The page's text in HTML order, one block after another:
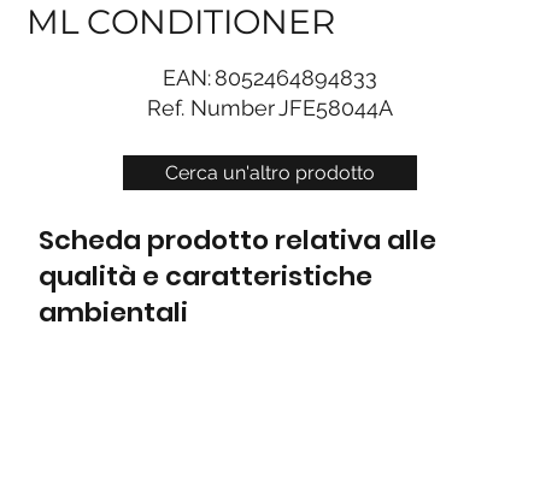
Cerca un'altro prodotto
ML CONDITIONER
EAN:8052464894833
Ref. NumberJFE58044A
Scheda prodotto relativa alle
qualità e caratteristiche
ambientali